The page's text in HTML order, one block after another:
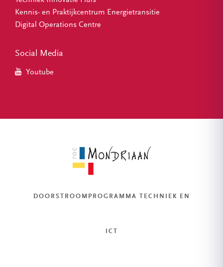
Kennis- en Praktijkcentrum Energietransitie
Digital Operations Centre
Social Media
Youtube
DOORSTROOMPROGRAMMA TECHNIEK EN
ICT